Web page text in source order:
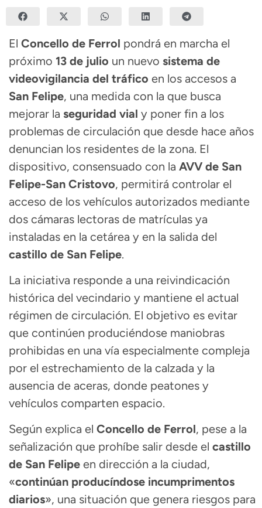
El Concello de Ferrol pondrá en marcha el
próximo 13 de julio un nuevo sistema de
videovigilancia del tráfico en los accesos a
San Felipe, una medida con la que busca
mejorar la seguridad vial y poner fin a los
problemas de circulación que desde hace años
denuncian los residentes de la zona. El
dispositivo, consensuado con la AVV de San
Felipe-San Cristovo, permitirá controlar el
acceso de los vehículos autorizados mediante
dos cámaras lectoras de matrículas ya
instaladas en la cetárea y en la salida del
castillo de San Felipe.
La iniciativa responde a una reivindicación
histórica del vecindario y mantiene el actual
régimen de circulación. El objetivo es evitar
que continúen produciéndose maniobras
prohibidas en una vía especialmente compleja
por el estrechamiento de la calzada y la
ausencia de aceras, donde peatones y
vehículos comparten espacio.
Según explica el Concello de Ferrol, pese a la
señalización que prohíbe salir desde el castillo
de San Felipe en dirección a la ciudad,
«continúan producíndose incumprimentos
diarios», una situación que genera riesgos para